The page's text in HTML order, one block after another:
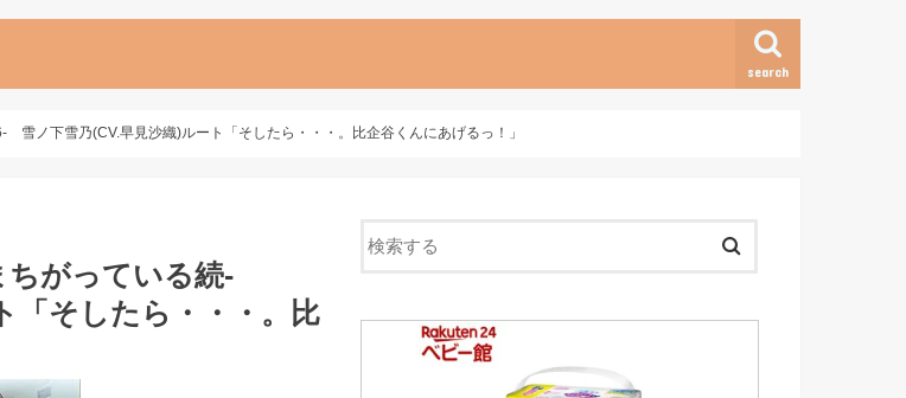
search
雪ノ下雪乃(CV.早見沙織)ルート「そしたら・・・。比企谷くんにあげるっ！」
がっている続-
「そしたら・・・。比